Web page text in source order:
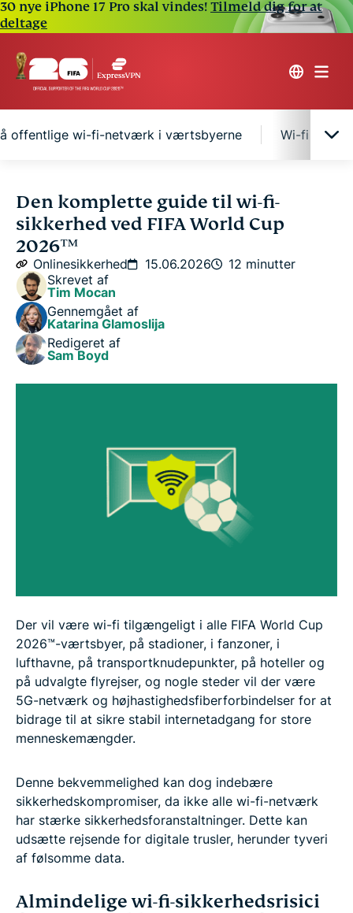
30 nye iPhone 17 Pro skal vindes!Tilmeld dig for at
deltage
offentlige wi-fi-netværk i værtsbyerne Wi-fi i
Almindelige wi-fi-sikkerhedsrisici for FIFA World
Cup 2026™-fans
Sådan holder du dig sikker på offentlige wi-fi-
netværk i værtsbyerne
Wi-fi i lufthavne, på hoteller og på stadion: Hvilket
netværk er mest risikabelt?
Ofte stillede spørgsmål
Den komplette guide til wi-fi-
sikkerhed ved FIFA World Cup
2026™
Onlinesikkerhed 15.06.2026
12 minutter
Skrevet af
Tim Mocan
Gennemgået af
Katarina Glamoslija
Redigeret af
Sam Boyd
Der vil være wi-fi tilgængeligt i alle FIFA World Cup
2026™-værtsbyer, på stadioner, i fanzoner, i
lufthavne, på transportknudepunkter, på hoteller og
på udvalgte flyrejser, og nogle steder vil der være
5G-netværk og højhastighedsfiberforbindelser for at
bidrage til at sikre stabil internetadgang for store
menneskemængder.
Denne bekvemmelighed kan dog indebære
sikkerhedskompromiser, da ikke alle wi-fi-netværk
har stærke sikkerhedsforanstaltninger. Dette kan
udsætte rejsende for digitale trusler, herunder tyveri
af følsomme data.
Almindelige wi-fi-sikkerhedsrisici